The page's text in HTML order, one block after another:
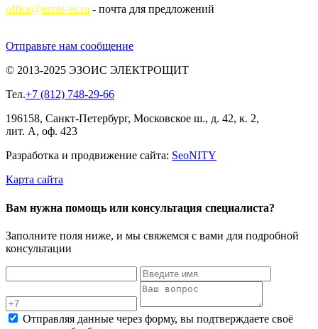
office@ezois-es.ru - почта для предложений
Отправьте нам сообщение
© 2013-2025 ЭЗОИС ЭЛЕКТРОЩИТ
Тел.+7 (812) 748-29-66
196158, Санкт-Петербург, Московское ш., д. 42, к. 2,
лит. А, оф. 423
Разработка и продвижение сайта: SeoNITY
Карта сайта
Вам нужна помощь или консультация специалиста?
Заполните поля ниже, и мы свяжемся с вами для подробной
консультации
Отправляя данные через форму, вы подтверждаете своё